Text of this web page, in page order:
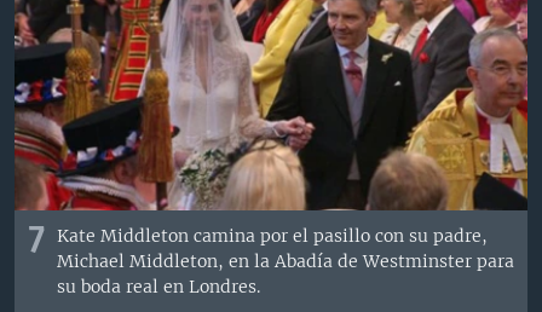
7 Kate Middleton camina por el pasillo con su padre,
Michael Middleton, en la Abadía de Westminster para
su boda real en Londres.